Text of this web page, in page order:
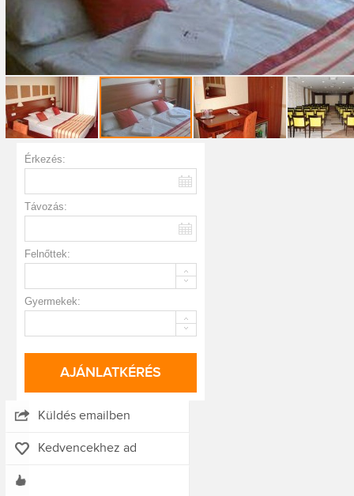
Érkezés:
Távozás:
Felnőttek:
Gyermekek:
AJÁNLATKÉRÉS
Küldés emailben
Kedvencekhez ad